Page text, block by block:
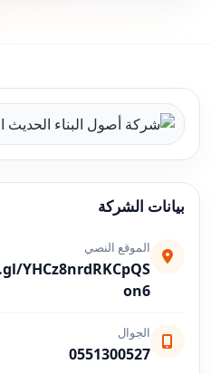
بيانات الشركة
الموقع النصي
YHCz8nrdRKCpQS
on6
الجوال
0551300527